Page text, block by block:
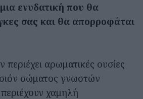
ενυδατική που θα
σας και θα απορροφάται
περιέχει αρωματικές ουσίες
σώματος γνωστών
χαμηλή